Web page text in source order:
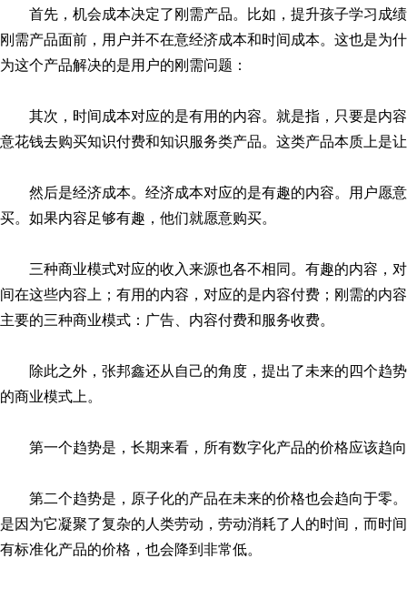
首先，机会成本决定了刚需产品。比如，提升孩子学习成
刚需产品面前，用户并不在意经济成本和时间成本。这也是为
为这个产品解决的是用户的刚需问题：
其次，时间成本对应的是有用的内容。就是指，只要是内
意花钱去购买知识付费和知识服务类产品。这类产品本质上是
然后是经济成本。经济成本对应的是有趣的内容。用户愿
买。如果内容足够有趣，他们就愿意购买。
三种商业模式对应的收入来源也各不相同。有趣的内容，
间在这些内容上；有用的内容，对应的是内容付费；刚需的内
主要的三种商业模式：广告、内容付费和服务收费。
除此之外，张邦鑫还从自己的角度，提出了未来的四个趋
的商业模式上。
第一个趋势是，长期来看，所有数字化产品的价格应该趋
第二个趋势是，原子化的产品在未来的价格也会趋向于零
是因为它凝聚了复杂的人类劳动，劳动消耗了人的时间，而时
有标准化产品的价格，也会降到非常低。